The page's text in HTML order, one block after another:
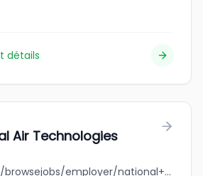
détails
Air Technologies
jobbank.gc.ca/browsejobs/employer/national+air+technologies/ca